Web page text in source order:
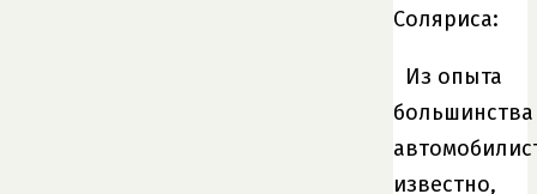
Соляриса:
Из опыта
большинства
известно,